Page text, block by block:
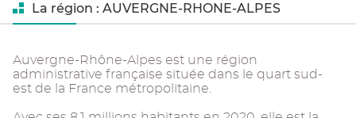
La région : AUVERGNE-RHONE-ALPES
Auvergne-Rhône-Alpes est une région
administrative française située dans le quart sud-
est de la France métropolitaine.